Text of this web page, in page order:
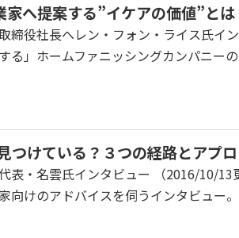
家へ提案する”イケアの価値”とは
締役社長ヘレン・フォン・ライス氏
る」ホームファニッシングカンパニー
つけている？３つの経路とアプ
表・名雲氏インタビュー （2016/10/
向けのアドバイスを伺うインタビュー